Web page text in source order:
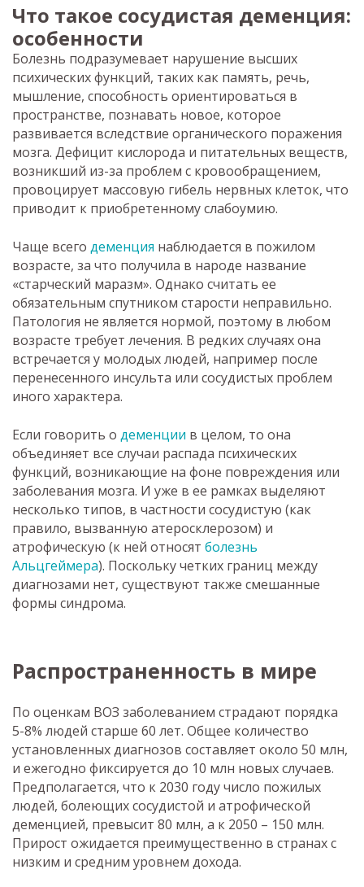
Что такое сосудистая деменция:
особенности
Болезнь подразумевает нарушение высших
психических функций, таких как память, речь,
мышление, способность ориентироваться в
пространстве, познавать новое, которое
развивается вследствие органического поражения
мозга. Дефицит кислорода и питательных веществ,
возникший из-за проблем с кровообращением,
провоцирует массовую гибель нервных клеток, что
приводит к приобретенному слабоумию.
Чаще всего деменция наблюдается в пожилом
возрасте, за что получила в народе название
«старческий маразм». Однако считать ее
обязательным спутником старости неправильно.
Патология не является нормой, поэтому в любом
возрасте требует лечения. В редких случаях она
встречается у молодых людей, например после
перенесенного инсульта или сосудистых проблем
иного характера.
Если говорить о деменции в целом, то она
объединяет все случаи распада психических
функций, возникающие на фоне повреждения или
заболевания мозга. И уже в ее рамках выделяют
несколько типов, в частности сосудистую (как
правило, вызванную атеросклерозом) и
атрофическую (к ней относят болезнь
Альцгеймера). Поскольку четких границ между
диагнозами нет, существуют также смешанные
формы синдрома.
Распространенность в мире
По оценкам ВОЗ заболеванием страдают порядка
5-8% людей старше 60 лет. Общее количество
установленных диагнозов составляет около 50 млн,
и ежегодно фиксируется до 10 млн новых случаев.
Предполагается, что к 2030 году число пожилых
людей, болеющих сосудистой и атрофической
деменцией, превысит 80 млн, а к 2050 – 150 млн.
Прирост ожидается преимущественно в странах с
низким и средним уровнем дохода.